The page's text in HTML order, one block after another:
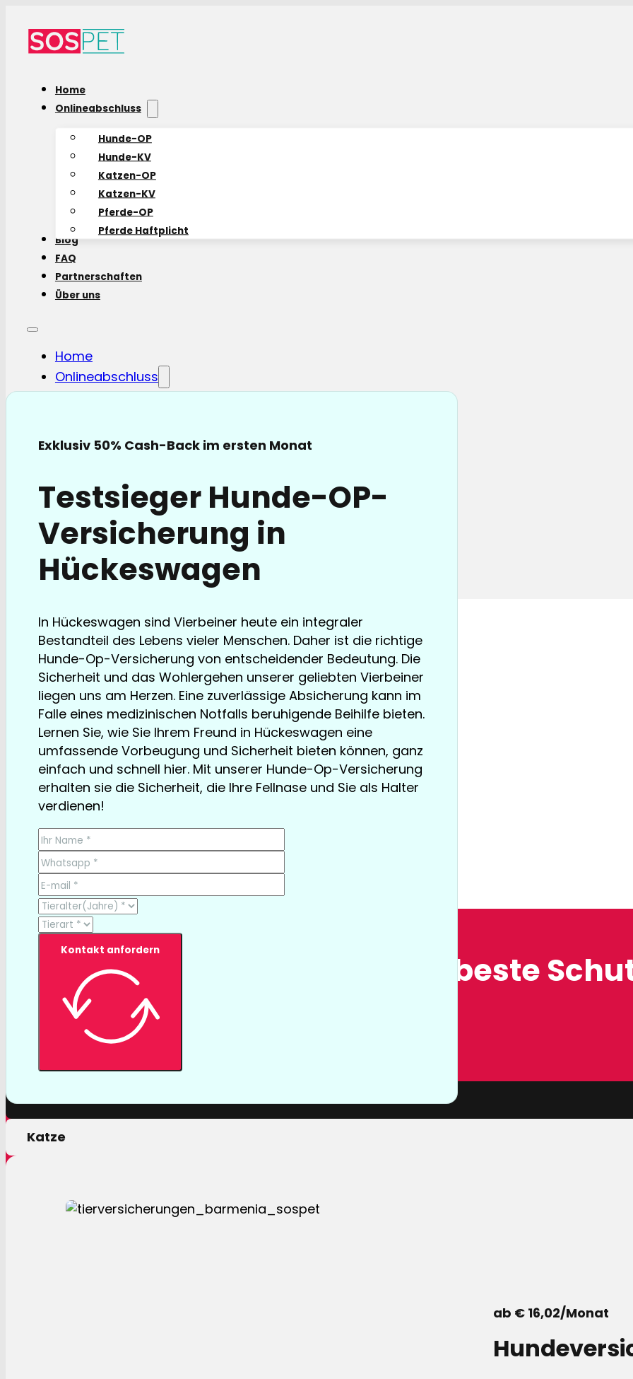
Home
Onlineabschluss
Hunde-OP
Hunde-KV
Katzen-OP
Katzen-KV
Pferde-OP
Pferde Haftplicht
Blog
FAQ
Partnerschaften
Über uns
Home
Onlineabschluss
Hunde-OP
Katzen-KV
Pferde Haftplicht
Blog
FAQ
Partnerschaften
Über uns
Exklusiv 50% Cash-Back im ersten Monat
Testsieger Hunde-OP-
Versicherung in
Hückeswagen
In Hückeswagen sind Vierbeiner heute ein integraler
Bestandteil des Lebens vieler Menschen. Daher ist die richtige
Hunde-Op-Versicherung von entscheidender Bedeutung. Die
Sicherheit und das Wohlergehen unserer geliebten Vierbeiner
liegen uns am Herzen. Eine zuverlässige Absicherung kann im
Falle eines medizinischen Notfalls beruhigende Beihilfe bieten.
Lernen Sie, wie Sie Ihrem Freund in Hückeswagen eine
umfassende Vorbeugung und Sicherheit bieten können, ganz
einfach und schnell hier. Mit unserer Hunde-Op-Versicherung
erhalten sie die Sicherheit, die Ihre Fellnase und Sie als Halter
verdienen!
Kontakt anfordern
TESTSIEGER bereits ab € 13,35/Monat
Tierversicherung, der beste
Mit einer Tierversicherung der Barmenia profitieren sie nicht
nur von erstklassigen Leistungen, sondern auch von unserer
Hund
Katze
ab € 16,02/Monat